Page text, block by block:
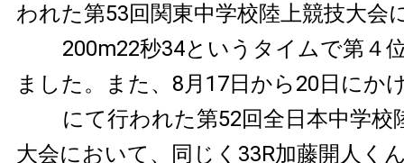
われた第53回関東中学校陸上競技大会
200m22秒34というタイムで第４
ました。また、8月17日から20日にか
にて行われた第52回全日本中学校
大会において、同じく33R加藤開人く